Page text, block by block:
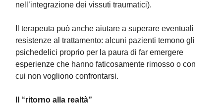
nell’integrazione dei vissuti traumatici).
Il terapeuta può anche aiutare a superare eventuali
resistenze al trattamento: alcuni pazienti temono gli
psichedelici proprio per la paura di far emergere
esperienze che hanno faticosamente rimosso o con
cui non vogliono confrontarsi.
Il “ritorno alla realtà”